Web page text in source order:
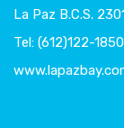
La Paz B.C.S.
Tel: (612)122-1850